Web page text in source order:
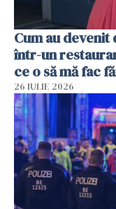
Cum au
într-un
ce o să mă fac
26 IULIE 2026